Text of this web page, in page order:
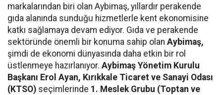
markalarından biri olan Aybimaş, yıllardır perakende
gıda alanında sunduğu hizmetlerle kent ekonomisine
katkı sağlamaya devam ediyor. Gıda ve perakende
sektöründe önemli bir konuma sahip olan Aybimaş,
şimdi de ekonomi dünyasında daha etkin bir rol
üstlenmeye hazırlanıyor. Aybimaş Yönetim Kurulu
Başkanı Erol Ayan, Kırıkkale Ticaret ve Sanayi Odası
(KTSO) seçimlerinde 1. Meslek Grubu (Toptan ve